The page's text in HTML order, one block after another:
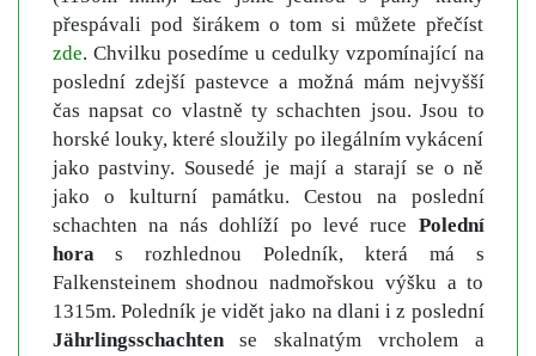
přespávali pod širákem o tom si můžete přečíst
zde. Chvilku posedíme u cedulky vzpomínající na
poslední zdejší pastevce a možná mám nejvyšší
čas napsat co vlastně ty schachten jsou. Jsou to
horské louky, které sloužily po ilegálním vykácení
jako pastviny. Sousedé je mají a starají se o ně
jako o kulturní památku. Cestou na poslední
schachten na nás dohlíží po levé ruce Polední
horas rozhlednou Poledník, která má s
Falkensteinem shodnou nadmořskou výšku a to
1315m. Poledník je vidět jako na dlani i z poslední
Jährlingsschachtense skalnatým vrcholem a